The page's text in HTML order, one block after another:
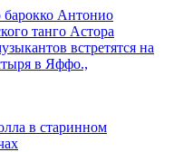
барокко Антонио
танго Астора
встретятся на
в Яффо.,
в старинном